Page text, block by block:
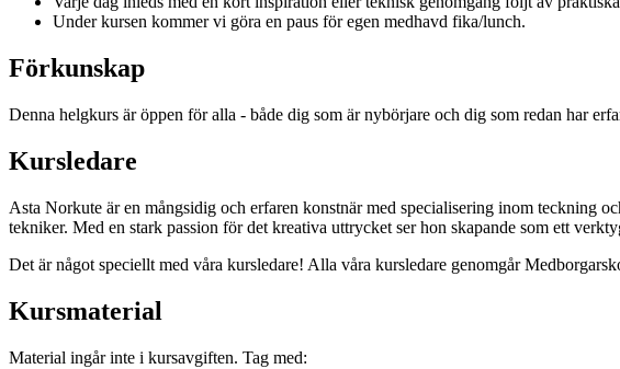
Under kursen kommer vi göra en paus för egen medhavd fika/lunch.
Förkunskap
Denna helgkurs är öppen för alla - både dig som är nybörjare och dig som redan har
Kursledare
Asta Norkute är en mångsidig och erfaren konstnär med specialisering inom teckning
tekniker. Med en stark passion för det kreativa uttrycket ser hon skapande som ett
Det är något speciellt med våra kursledare! Alla våra kursledare genomgår
Kursmaterial
Material ingår inte i kursavgiften. Tag med: